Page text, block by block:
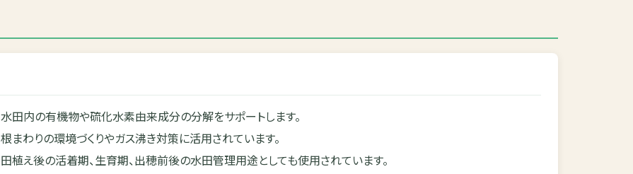
水田内の有機物や硫化水素由来成分の分解をサポートします。
根まわりの環境づくりやガス沸き対策に活用されています。
田植え後の活着期、生育期、出穂前後の水田管理用途としても使用されています。